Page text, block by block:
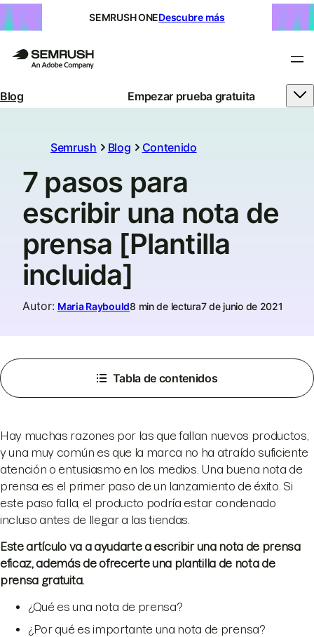
SEMRUSH ONEDescubre más
Blog Empezar prueba gratuita
Semrush Blog Contenido
7 pasos para
escribir una nota de
prensa [Plantilla
incluida]
Autor: Maria Raybould8 min de lectura7 de junio de 2021
Tabla de contenidos
Hay muchas razones por las que fallan nuevos productos,
y una muy común es que la marca no ha atraído suficiente
atención o entusiasmo en los medios. Una buena nota de
prensa es el primer paso de un lanzamiento de éxito. Si
este paso falla, el producto podría estar condenado
incluso antes de llegar a las tiendas.
Este artículo va a ayudarte a escribir una nota de prensa
eficaz, además de ofrecerte una plantilla de nota de
prensa gratuita.
¿Qué es una nota de prensa?
¿Por qué es importante una nota de prensa?